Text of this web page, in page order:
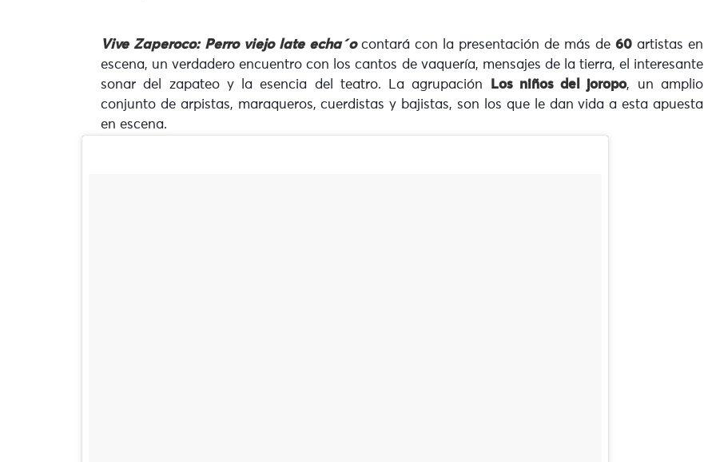
Vive Zaperoco: Perro viejo late echa´ocontará con la presentación de más de 60 artistas en
escena, un verdadero encuentro con los cantos de vaquería, mensajes de la tierra, el interesante
sonar del zapateo y la esencia del teatro. La agrupación
Los niños del joropo, un amplio
conjunto de arpistas, maraqueros, cuerdistas y bajistas, son los que le dan vida a esta apuesta
en escena.